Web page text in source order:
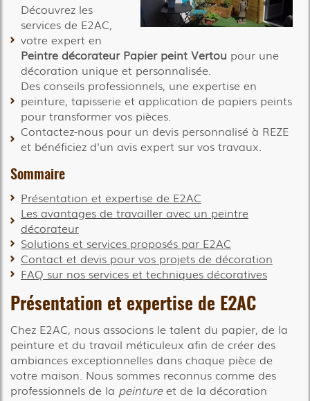
Découvrez les
services de E2AC,
votre expert en
Peintre décorateur Papier peint Vertou pour une
décoration unique et personnalisée.
Des conseils professionnels, une expertise en
peinture, tapisserie et application de papiers peints
pour transformer vos pièces.
Contactez-nous pour un devis personnalisé à REZE
et bénéficiez d'un avis expert sur vos travaux.
Sommaire
Présentation et expertise de E2AC
Les avantages de travailler avec un peintre
décorateur
Solutions et services proposés par E2AC
Contact et devis pour vos projets de décoration
FAQ sur nos services et techniques décoratives
Présentation et expertise de E2AC
Chez E2AC, nous associons le talent du papier, de la
peinture et du travail méticuleux afin de créer des
ambiances exceptionnelles dans chaque pièce de
votre maison. Nous sommes reconnus comme des
professionnels de la peintureet de la décoration